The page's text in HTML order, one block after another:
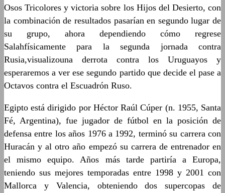
Osos Tricolores y victoria sobre los Hijos del Desierto, con
la combinación de resultados pasarían en segundo lugar de
su grupo, ahora dependiendo cómo regrese
Salahfísicamente para la segunda jornada contra
Rusia,visualizouna derrota contra los Uruguayos y
esperaremos a ver ese segundo partido que decide el pase a
Octavos contra el Escuadrón Ruso.
Egipto está dirigido por Héctor Raúl Cúper (n. 1955, Santa
Fé, Argentina), fue jugador de fútbol en la posición de
defensa entre los años 1976 a 1992, terminó su carrera con
Huracán y al otro año empezó su carrera de entrenador en
el mismo equipo. Años más tarde partiría a Europa,
teniendo sus mejores temporadas entre 1998 y 2001 con
Mallorca y Valencia, obteniendo dos supercopas de